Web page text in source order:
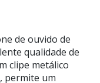
de ouvido de
qualidade de
clipe metálico
permite um